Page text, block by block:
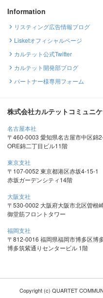
Information
リスティング広告情報ブログ
Lisketオフィシャルページ
カルテット公式Twitter
カルテット開発部ブログ
パートナー様専用フォーム
株式会社カルテットコミュニ
名古屋本社
〒460-0003 愛知県名古屋市中区錦
ORE錦二丁目ビル11階
東京支社
〒107-0052 東京都港区赤坂4-15-1
赤坂ガーデンシティ14階
大阪支社
〒530-0002 大阪府大阪市北区曽根
御堂筋フロントタワー
福岡支社
〒812-0016 福岡県福岡市博多区博
博多筑紫通りセンタービル 1階
Copyright (c) QUARTET